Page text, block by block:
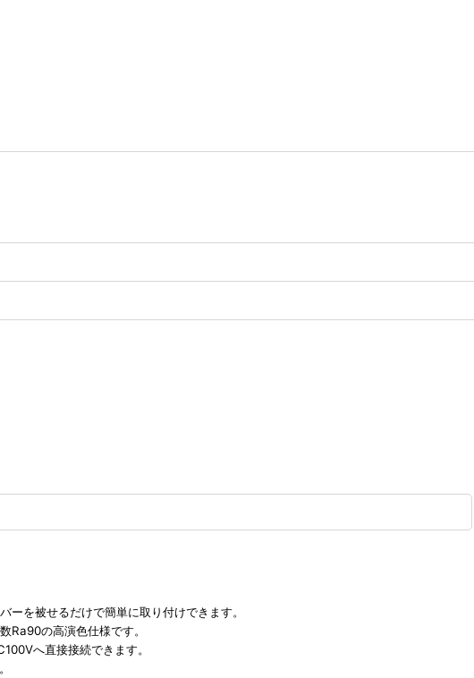
を被せるだけで簡単に取り付けできます。
Ra90の高演色仕様です。
へ直接接続できます。